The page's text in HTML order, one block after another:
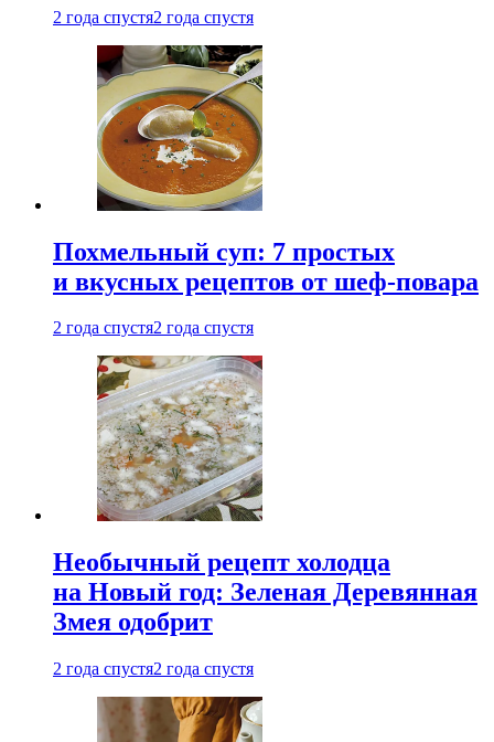
2 года спустя2 года спустя
Похмельный суп: 7 простых
и вкусных рецептов от шеф-повара
2 года спустя2 года спустя
Необычный рецепт холодца
на Новый год: Зеленая Деревянная
Змея одобрит
2 года спустя2 года спустя